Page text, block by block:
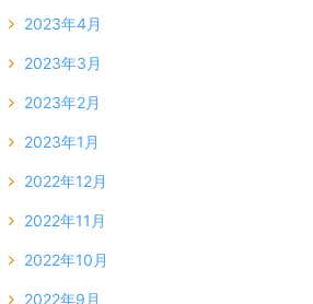
2023年4月
2023年3月
2023年2月
2023年1月
2022年12月
2022年11月
2022年10月
2022年9月